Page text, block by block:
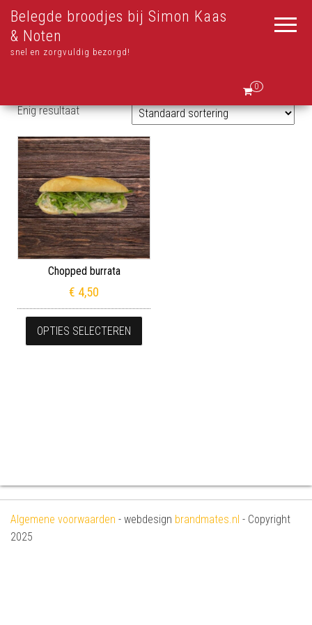
Belegde broodjes bij Simon Kaas
& Noten
snel en zorgvuldig bezorgd!
0
Enig resultaat
Chopped burrata
€ 4,50
OPTIES SELECTEREN
Algemene voorwaarden - webdesign brandmates.nl - Copyright
2025